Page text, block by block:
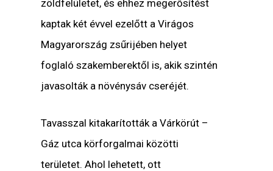
zöldfelületet, és ehhez megerősítést
kaptak két évvel ezelőtt a Virágos
Magyarország zsűrijében helyet
foglaló szakemberektől is, akik szintén
javasolták a növénysáv cseréjét.
Tavasszal kitakarították a Várkörút –
Gáz utca körforgalmai közötti
területet. Ahol lehetett, ott